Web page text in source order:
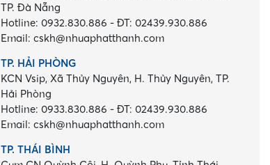
TP. Đà Nẵng
Hotline: 0932.830.886 -ĐT: 02439.930.886
Email:cskh@nhuaphatthanh.com
TP. HẢI PHÒNG
KCN Vsip, Xã Thủy Nguyên, H. Thủy Nguyên, TP.
Hải Phòng
Hotline: 0933.830.886 -ĐT: 02439.930.886
Email:cskh@nhuaphatthanh.com
TP. THÁI BÌNH